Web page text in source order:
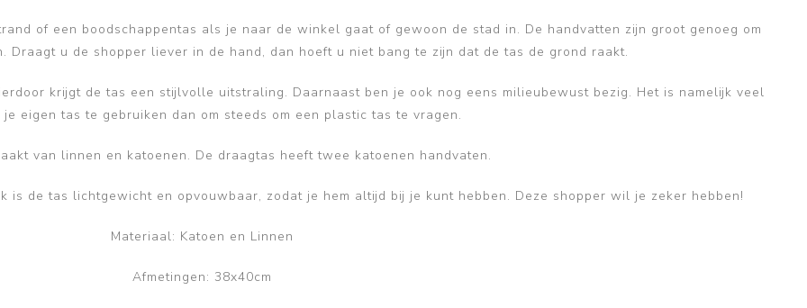
of een boodschappentas als je naar de winkel gaat of gewoon de stad in. De handvatten zijn groot genoeg om
Draagt u de shopper liever in de hand, dan hoeft u niet bang te zijn dat de tas de grond raakt.
krijgt de tas een stijlvolle uitstraling. Daarnaast ben je ook nog eens milieubewust bezig. Het is namelijk veel
je eigen tas te gebruiken dan om steeds om een plastic tas te vragen.
van linnen en katoenen. De draagtas heeft twee katoenen handvaten.
is de tas lichtgewicht en opvouwbaar, zodat je hem altijd bij je kunt hebben. Deze shopper wil je zeker hebben!
Materiaal: Katoen en Linnen
Afmetingen: 38x40cm